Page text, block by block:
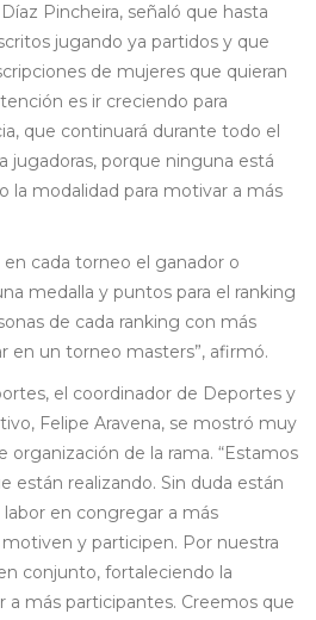
Pincheira, señaló que hasta
jugando ya partidos y que
de mujeres que quieran
es ir creciendo para
que continuará durante todo el
jugadoras, porque ninguna está
la modalidad para motivar a más
cada torneo el ganador o
medalla y puntos para el ranking
de cada ranking con más
en un torneo masters”, afirmó.
el coordinador de Deportes y
Felipe Aravena, se mostró muy
organización de la rama. “Estamos
están realizando. Sin duda están
en congregar a más
y participen. Por nuestra
conjunto, fortaleciendo la
a más participantes. Creemos que